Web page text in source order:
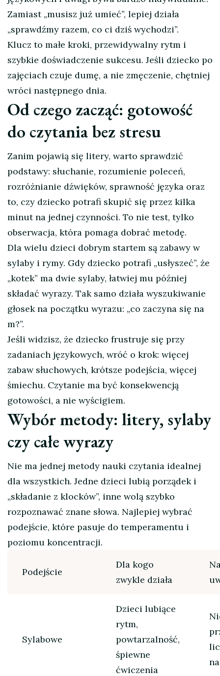
Zamiast „musisz już umieć”, lepiej działa
„sprawdźmy razem, co ci dziś wychodzi”.
Klucz to małe kroki, przewidywalny rytm i
szybkie doświadczenie sukcesu. Jeśli dziecko po
zajęciach czuje dumę, a nie zmęczenie, chętniej
wróci następnego dnia.
Od czego zacząć: gotowość
do czytania bez stresu
Zanim pojawią się litery, warto sprawdzić
podstawy: słuchanie, rozumienie poleceń,
rozróżnianie dźwięków, sprawność języka oraz
to, czy dziecko potrafi skupić się przez kilka
minut na jednej czynności. To nie test, tylko
obserwacja, która pomaga dobrać metodę.
Dla wielu dzieci dobrym startem są zabawy w
sylaby i rymy. Gdy dziecko potrafi „usłyszeć”, że
„kotek” ma dwie sylaby, łatwiej mu później
składać wyrazy. Tak samo działa wyszukiwanie
głosek na początku wyrazu: „co zaczyna się na
m?”.
Jeśli widzisz, że dziecko frustruje się przy
zadaniach językowych, wróć o krok: więcej
zabaw słuchowych, krótsze podejścia, więcej
śmiechu. Czytanie ma być konsekwencją
gotowości, a nie wyścigiem.
Wybór metody: litery, sylaby
czy całe wyrazy
Nie ma jednej metody nauki czytania idealnej
dla wszystkich. Jedne dzieci lubią porządek i
„składanie z klocków”, inne wolą szybko
rozpoznawać znane słowa. Najlepiej wybrać
podejście, które pasuje do temperamentu i
poziomu koncentracji.
Podejście
Dla kogo
zwykle działa
Sylabowe
Dzieci lubiące
rytm,
powtarzalność,
śpiewne
ćwiczenia